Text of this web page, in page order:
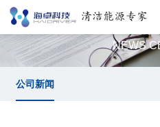
公司
NEWS
公司新闻